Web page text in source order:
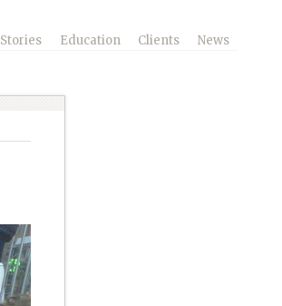
Stories Education Clients
News